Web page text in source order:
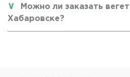
Можно ли заказать
Хабаровске?